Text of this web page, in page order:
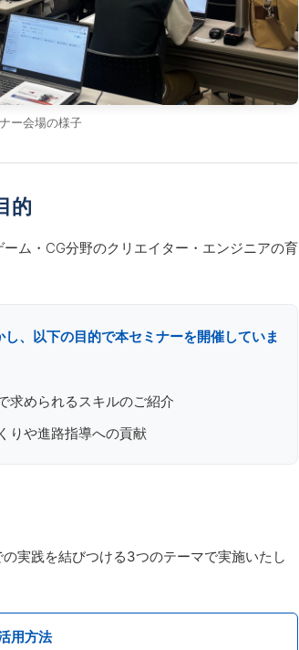
ー会場の様子
的
ム・CG分野のクリエイター・エンジニアの育
、以下の目的で本セミナーを開催していま
求められるスキルのご紹介
りや進路指導への貢献
実践を結びつける3つのテーマで実施いたし
用方法